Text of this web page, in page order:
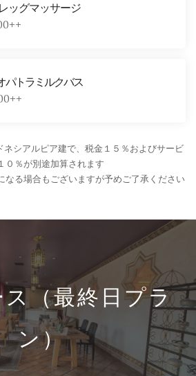
ッグマッサージ
パトラミルクバス
シアルピア建で、税金１５％およびサービ
０％が別途加算されます
なる場合もございますが予めご了承ください
（最終日プラ
ン）